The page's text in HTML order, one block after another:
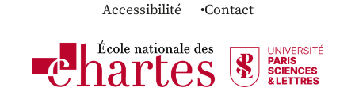
Accessibilité
Contact